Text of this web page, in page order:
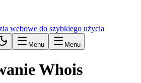
webowe do szybkiego użycia
Menu Menu
Whois